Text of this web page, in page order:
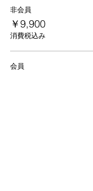
非会員
￥9,900
消費税込み
会員